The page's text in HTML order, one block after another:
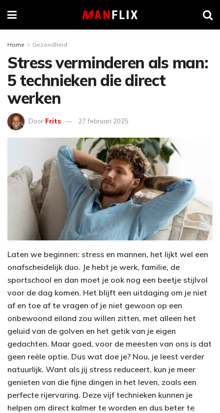
Home Gezondheid
Stress verminderen als man:
5 technieken die direct
werken
Door Frits 27 februari 2025
Laten we beginnen: stress en mannen, het lijkt wel een
onafscheidelijk duo. Je hebt je werk, familie, de
sportschool en dan moet je ook nog een beetje stijlvol
voor de dag komen. Het blijft een uitdaging om je niet
af en toe af te vragen of je niet gewoon op een
onbewoond eiland zou willen zitten, met alleen het
geluid van de golven en het getik van je eigen
gedachten. Maar goed, voor de meesten van ons is dat
geen reële optie. Dus wat doe je? Nou, je leest verder
natuurlijk. Want als jij stress reduceert, kun je meer
genieten van die fijne dingen in het leven, zoals een
perfecte rijervaring. Deze vijf technieken kunnen je
helpen om direct kalmer te worden en dus beter te